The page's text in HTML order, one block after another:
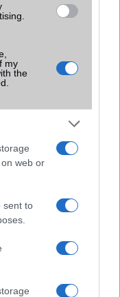
my
the
web or
sent to
19:00:00